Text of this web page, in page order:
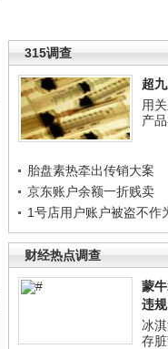
315调查
超
用
产
胎盘素热牵出传销大案
京东账户余额一折贱卖
1号店用户账户被盗不作
财经热点调查
蒙
违规
冰
存脏